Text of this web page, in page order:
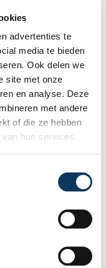
advertenties te
media te bieden
Ook delen we
site met onze
en analyse. Deze
met andere
of die ze hebben
hun services.
Als
geven
jouw situatie.
en een
Laat dan je
Onze
contact met je op
moment. Na